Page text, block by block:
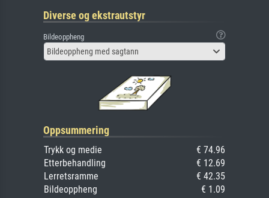
Diverse og ekstrautstyr
Bildeoppheng
Bildeoppheng med sagtann
Oppsummering
Trykk og medie
€ 74.96
Etterbehandling
€ 12.69
Lerretsramme
€ 42.35
Bildeoppheng
€ 1.09